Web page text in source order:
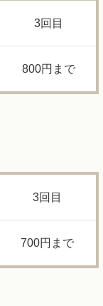
3回目
800円まで
3回目
700円まで